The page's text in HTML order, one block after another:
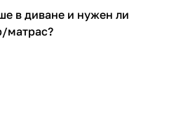
ав
ко
в диване и нужен ли
матрас?